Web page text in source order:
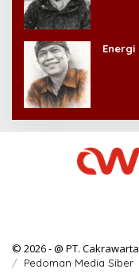
Energi
© 2026 - @ PT.
Pedoman Media Siber